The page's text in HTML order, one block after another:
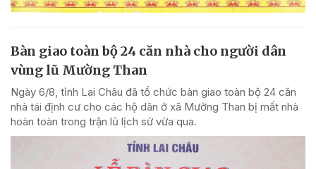
Bàn giao toàn bộ 24 căn nhà cho người dân
vùng lũ Mường Than
Ngày 6/8, tỉnh Lai Châu đã tổ chức bàn giao toàn bộ 24 căn
nhà tái định cư cho các hộ dân ở xã Mường Than bị mất nhà
hoàn toàn trong trận lũ lịch sử vừa qua.